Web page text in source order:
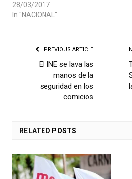
28/03/2017
In "NACIONAL"
PREVIOUS ARTICLE
El INE se lava las
manos de la
seguridad en los
comicios
RELATED POSTS